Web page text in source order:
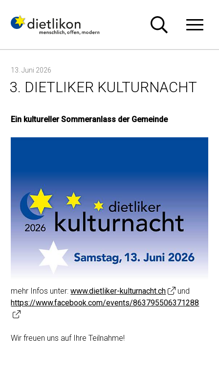
3. DIETLIKER KULTURNACHT
13. Juni 2026
Ein kultureller Sommeranlass der Gemeinde
mehr Infos unter:www.dietliker-kulturnacht.ch
und
https://www.facebook.com/events/863795506371288
Wir freuen uns auf Ihre Teilnahme!